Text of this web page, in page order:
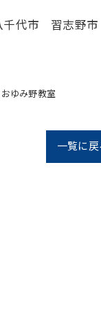
市 習志野
おゆみ野教室
一覧に戻